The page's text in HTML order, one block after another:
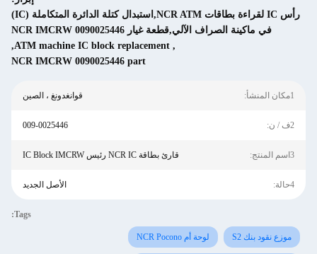
رأس IC لقراءة بطاقات NCR ATM,استبدال كتلة الدائرة المتكاملة (IC)
في ماكينة الصراف الآلي,قطعة غيار NCR IMCRW 0090025446
,
ATM machine IC block replacement
,
NCR IMCRW 0090025446 part
1مكان المنشأ: قوانغدونغ ، الصين
2ف / ن: 009-0025446
3اسم المنتج: قارئ بطاقة NCR IC رئيس IC Block IMCRW
4حالة: الأصل الجديد
Tags:
موزع نقود بنك S2 لوحة أم NCR Pocono